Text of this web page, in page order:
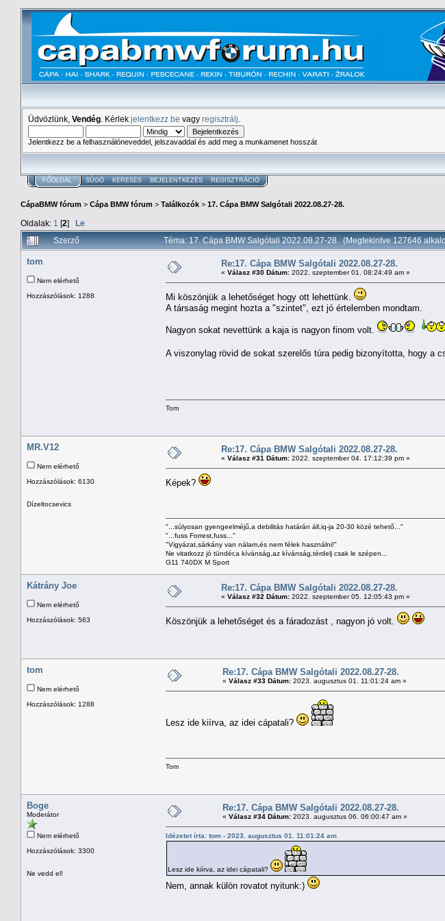
Üdvözlünk, Vendég . Kérlek jelentkezz be vagy regisztrálj
Jelentkezz be a felhasználóneveddel, jelszavaddal és add meg a munkamenet hosszát
FŐOLDAL SÚGÓ KERESÉS BEJELENTKEZÉS REGISZTRÁCIÓ
CápaBMW fórum > Cápa BMW fórum > Találkozók > 17. Cápa BMW Salgótali 2022.08.27-28.
Oldalak: 1 [2] Le
Szerző Téma: 17. Cápa BMW Salgótali 2022.08.27-28. (Megtekintve 127646
tom
Nem elérhető
Hozzászólások: 1288
Re:17. Cápa BMW Salgótali 2022.08.27-28.
« Válasz #30 Dátum: 2022. szeptember 01. 08:24:49 am »
Mi köszönjük a lehetőséget hogy ott lehettünk.
A társaság megint hozta a "szintet", ezt jó értelemben mondtam.
Nagyon sokat nevettünk a kaja is nagyon finom volt.
A viszonylag rövid de sokat szerelős túra pedig bizonyította, hogy a
Tom
MR.V12
Nem elérhető
Hozzászólások: 6130
Dízeltocsevics
Re:17. Cápa BMW Salgótali 2022.08.27-28.
« Válasz #31 Dátum: 2022. szeptember 04. 17:12:39 pm »
Képek?
"...súlyosan gyengeelméjű,a debilitás határán áll,iq-ja 20-30 közé tehető..."
"...fuss Forrest,fuss..."
"Vigyázat,sárkány van nálam,és nem félek használni!"
Ne vitatkozz jó tündér,a kívánság,az kívánság,térdelj csak le szépen...
G11 740DX M Sport
Kátrány Joe
Nem elérhető
Hozzászólások: 563
Re:17. Cápa BMW Salgótali 2022.08.27-28.
« Válasz #32 Dátum: 2022. szeptember 05. 12:05:43 pm »
Köszönjük a lehetőséget és a fáradozást , nagyon jó volt.
tom
Nem elérhető
Hozzászólások: 1288
Re:17. Cápa BMW Salgótali 2022.08.27-28.
« Válasz #33 Dátum: 2023. augusztus 01. 11:01:24 am »
Lesz ide kiírva, az idei cápatali?
Tom
Boge
Moderátor
Nem elérhető
Hozzászólások: 3300
Ne vedd el!
Re:17. Cápa BMW Salgótali 2022.08.27-28.
« Válasz #34 Dátum: 2023. augusztus 06. 06:00:47 am »
Idézetet írta: tom - 2023. augusztus 01. 11:01:24 am
Lesz ide kiírva, az idei cápatali?
Nem, annak külön rovatot nyitunk:)